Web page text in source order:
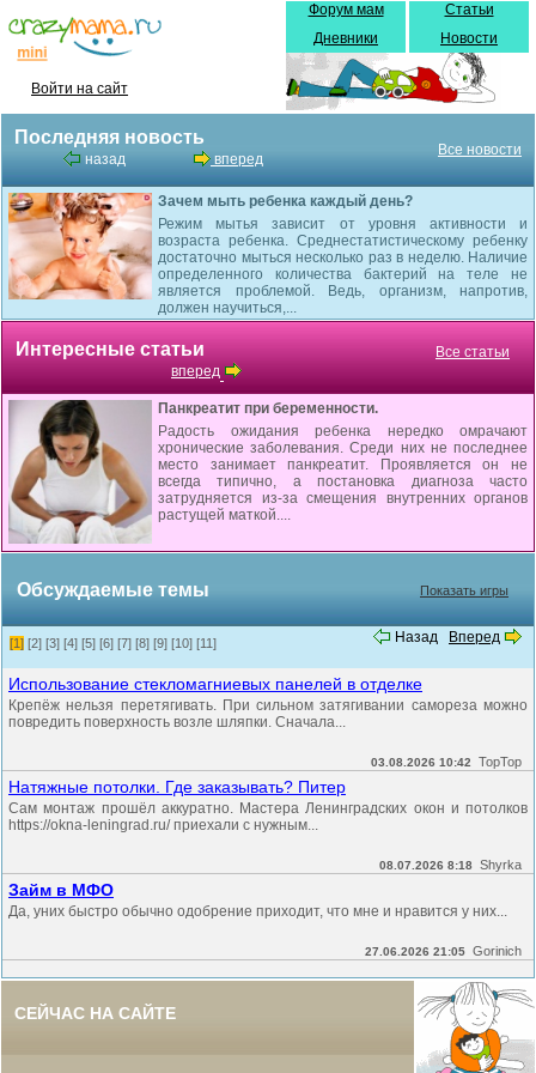
Войти на сайт
Форум мам
Дневники
Статьи
Новости
Последняя новость
назад вперед
Все новости
Зачем мыть ребенка каждый день?
Режим мытья зависит от уровня активности и
возраста ребенка. Среднестатистическому ребенку
достаточно мыться несколько раз в неделю. Наличие
определенного количества бактерий на теле не
является проблемой. Ведь, организм, напротив,
должен научиться,...
Интересные статьи
вперед
Все статьи
Панкреатит при беременности.
Радость ожидания ребенка нередко омрачают
хронические заболевания. Среди них не последнее
место занимает панкреатит. Проявляется он не
всегда типично, а постановка диагноза часто
затрудняется из-за смещения внутренних органов
растущей маткой....
Обсуждаемые темы Показать игры
Назад Вперед
[1] [2] [3] [4] [5] [6] [7] [8] [9] [10] [11]
Использование стекломагниевых панелей в отделке
Крепёж нельзя перетягивать. При сильном затягивании самореза можно
повредить поверхность возле шляпки. Сначала...
03.08.2026 10:42 TopTop
Натяжные потолки. Где заказывать? Питер
Сам монтаж прошёл аккуратно. Мастера Ленинградских окон и потолков
https://okna-leningrad.ru/ приехали с нужным...
08.07.2026 8:18 Shyrka
Займ в МФО
Да, уних быстро обычно одобрение приходит, что мне и нравится у них...
27.06.2026 21:05 Gorinich
СЕЙЧАС НА САЙТЕ